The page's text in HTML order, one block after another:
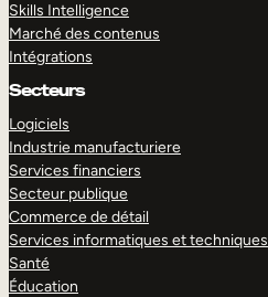
Skills Intelligence
Marché des contenus
Intégrations
Secteurs
Logiciels
Industrie manufacturiere
Services financiers
Secteur publique
Commerce de détail
Services informatiques et techniques
Santé
Éducation